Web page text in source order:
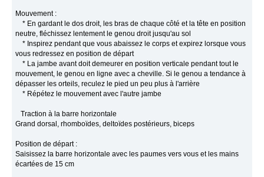
Mouvement :
* En gardant le dos droit, les bras de chaque côté et la tête en position
neutre, fléchissez lentement le genou droit jusqu'au sol
* Inspirez pendant que vous abaissez le corps et expirez lorsque vous
vous redressez en position de départ
* La jambe avant doit demeurer en position verticale pendant tout le
mouvement, le genou en ligne avec a cheville. Si le genou a tendance à
dépasser les orteils, reculez le pied un peu plus à l'arrière
* Répétez le mouvement avec l'autre jambe
Traction à la barre horizontale
Grand dorsal, rhomboïdes, deltoïdes postérieurs, biceps
Position de départ :
Saisissez la barre horizontale avec les paumes vers vous et les mains
écartées de 15 cm